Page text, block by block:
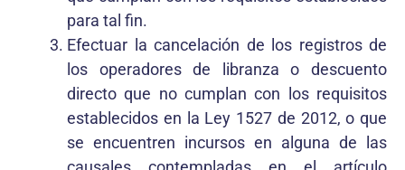
para tal fin.
Efectuar la cancelación de los registros de
los operadores de libranza o descuento
directo que no cumplan con los requisitos
establecidos en la Ley 1527 de 2012, o que
se encuentren incursos en alguna de las